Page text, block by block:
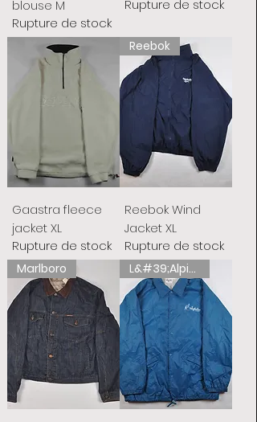
blouse M
Rupture de stock
Rupture de stock
Gaastra fleece
jacket XL
Rupture de stock
Reebok
Reebok Wind
Jacket XL
Rupture de stock
Marlboro L&#39;Alpina australienne